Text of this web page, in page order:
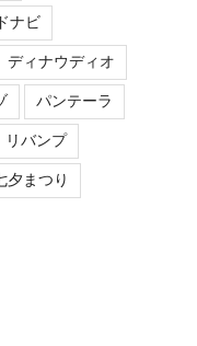
ナビ
ディナウディオ
パンテーラ
リバンプ
夕まつり